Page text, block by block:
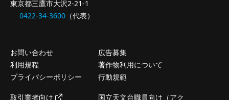
東京都三鷹市大沢2-21-1
0422-34-3600 （代表）
お問い合わせ
広告募集
利用規程
著作物利用について
プライバシーポリシー
行動規範
取引業者向け 国立天文台職員向け（アク